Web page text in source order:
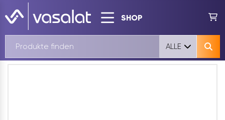
SHOP
ALLE